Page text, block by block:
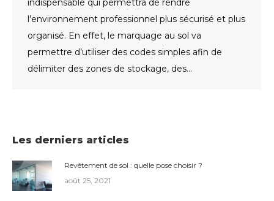
l’environnement professionnel plus sécurisé et plus
organisé. En effet, le marquage au sol va
permettre d’utiliser des codes simples afin de
délimiter des zones de stockage, des…
Les derniers articles
Revêtement de sol : quelle pose choisir ?
août 25, 2021